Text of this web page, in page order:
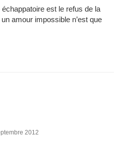
est le refus de la
amour impossible n’est que
2012